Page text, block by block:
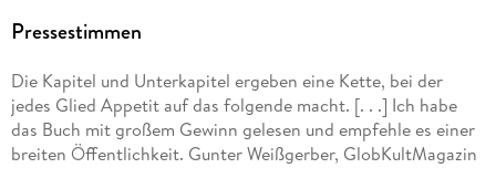
seiner Expertise ein gefragter Vortragsredner.
Pressestimmen
Die Kapitel und Unterkapitel ergeben eine Kette, bei der
jedes Glied Appetit auf das folgende macht. [. . .] Ich habe
das Buch mit großem Gewinn gelesen und empfehle es einer
breiten Öffentlichkeit. Gunter Weißgerber, GlobKultMagazin